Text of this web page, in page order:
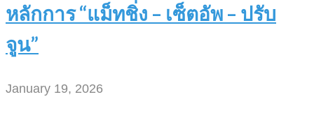
หลักการ “แม็ทชิ่ง – เซ็ตอัพ – ปรับ
จูน”
January 19, 2026